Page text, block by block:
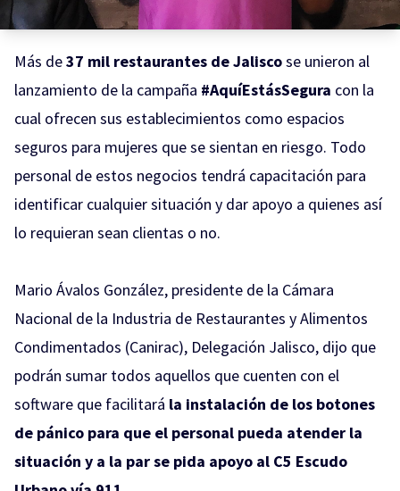
Más de37 mil restaurantes de Jaliscose unieron al
lanzamiento de la campaña #AquíEstásSegura con la
cual ofrecen sus establecimientos como espacios
seguros para mujeres que se sientan en riesgo. Todo
personal de estos negocios tendrá capacitación para
identificar cualquier situación y dar apoyo a quienes así
lo requieran sean clientas o no.
Mario Ávalos González, presidente de la Cámara
Nacional de la Industria de Restaurantes y Alimentos
Condimentados (Canirac), Delegación Jalisco, dijo que
podrán sumar todos aquellos que cuenten con el
software que facilitará la instalación de los botones
de pánico para que el personal pueda atender la
situación y a la par se pida apoyo al C5 Escudo